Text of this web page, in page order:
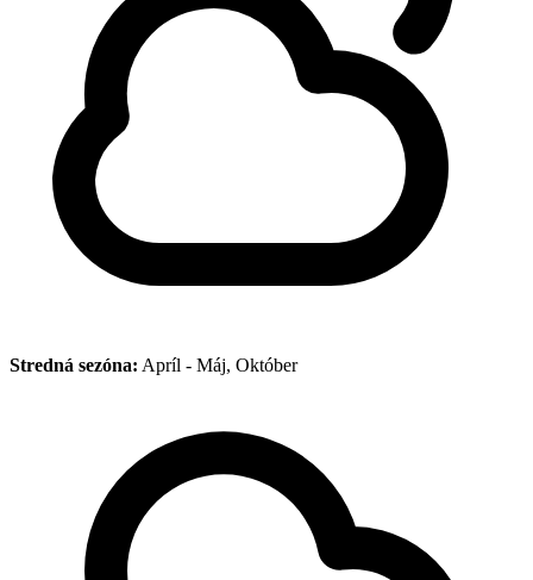
Stredná sezóna: Apríl - Máj, Október